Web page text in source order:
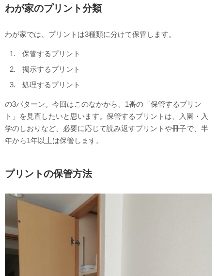
わが家のプリント分類
わが家では、プリントは3種類に分けて保管します。
保管するプリント
掲示するプリント
処理するプリント
の3パターン。今回はこのなかから、1番の「保管するプリン
ト」を見直したいと思います。保管するプリントは、入園・入
学のしおりなど、必要に応じて読み返すプリントや冊子で、半
年から1年以上は保管します。
プリントの保管方法